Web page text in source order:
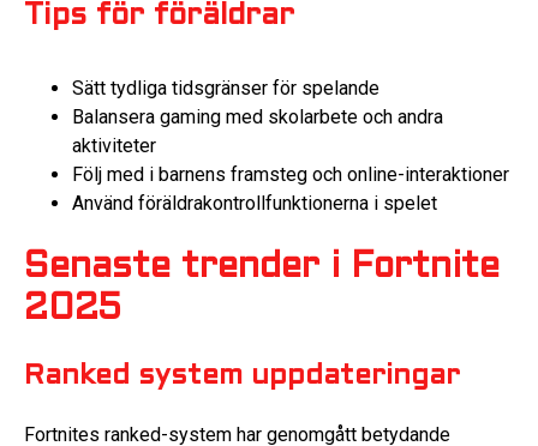
Tips för föräldrar
Sätt tydliga tidsgränser för spelande
Balansera gaming med skolarbete och andra
aktiviteter
Följ med i barnens framsteg och online-interaktioner
Använd föräldrakontrollfunktionerna i spelet
Senaste trender i Fortnite
2025
Ranked system uppdateringar
Fortnites ranked-system har genomgått betydande